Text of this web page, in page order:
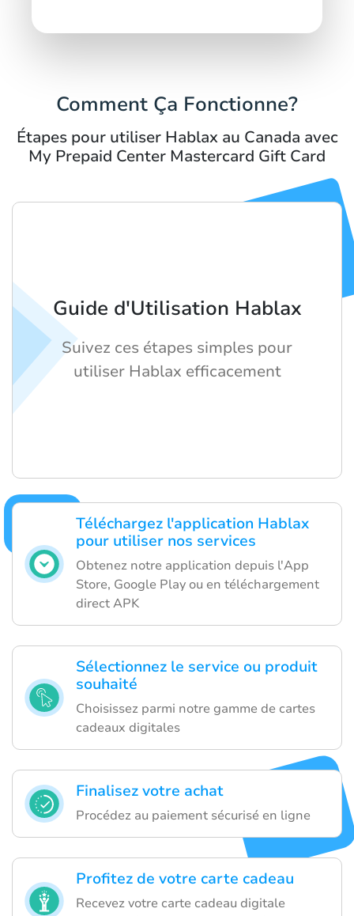
Comment Ça Fonctionne?
Étapes pour utiliser Hablax au Canada avec
My Prepaid Center Mastercard Gift Card
Téléchargez l'application Hablax
pour utiliser nos services
Obtenez notre application depuis l'App
Store, Google Play ou en téléchargement
direct APK
Sélectionnez le service ou produit
souhaité
Choisissez parmi notre gamme de cartes
cadeaux digitales
Finalisez votre achat
Procédez au paiement sécurisé en ligne
Profitez de votre carte cadeau
Recevez votre carte cadeau digitale
Guide d'Utilisation Hablax
Suivez ces étapes simples pour
utiliser Hablax efficacement